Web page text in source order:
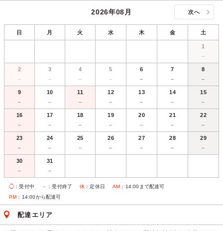
2026年08月 次へ
日 月 火 水 木 金 土
1
－
2
－
3
－
4
－
5
－
6
－
7
－
8
－
9
－
10
－
11
－
12
－
13
－
14
－
15
－
16
－
17
－
18
－
19
－
20
－
21
－
22
－
23
－
24
－
25
－
26
－
27
－
28
－
29
－
30
－
31
－
◯ ：受付中 － ：受付終了 休 ：定休日 AM ：14:00まで配達可
PM ：14:00から配達可
配達エリア